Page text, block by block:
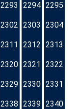
2293 2294 2295
2302 2303 2304
2311 2312 2313
2320 2321 2322
2329 2330 2331
2338 2339 2340